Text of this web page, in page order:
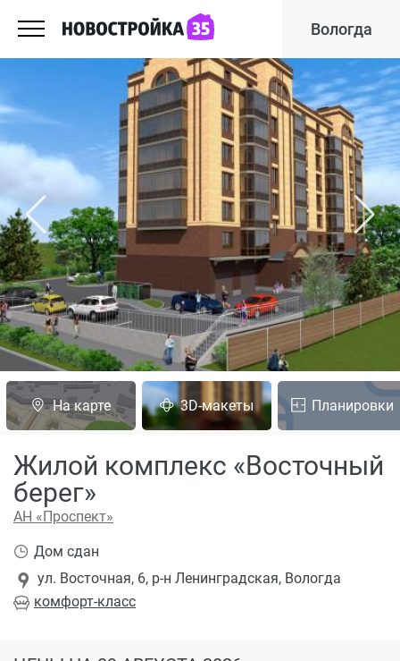
Вологда
На карте 3D-макеты Планировки
Жилой комплекс «Восточный
берег»
АН «Проспект»
комфорт-класс
ул. Восточная, 6, р-н Ленинградская, Вологда
Дом сдан